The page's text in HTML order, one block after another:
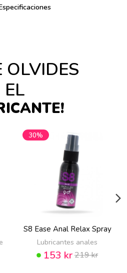
OLVIDES
EL
30%
S8 Ease Anal Relax Spray
Lubricantes anales
153 kr219 kr